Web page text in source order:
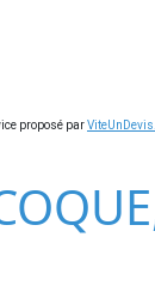
proposé par